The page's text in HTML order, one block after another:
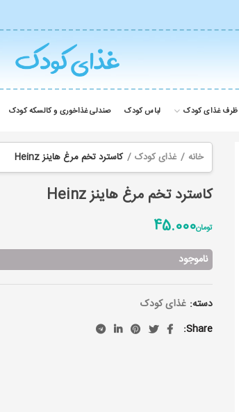
ظرف غذای کودک لباس کودک صندلی غذاخوری و کالسکه کودک
خانه غذای کودک کاسترد تخم مرغ هاینز Heinz
کاسترد تخم مرغ هاینز Heinz
تومان45.000
ناموجود
دسته: غذای کودک
Share